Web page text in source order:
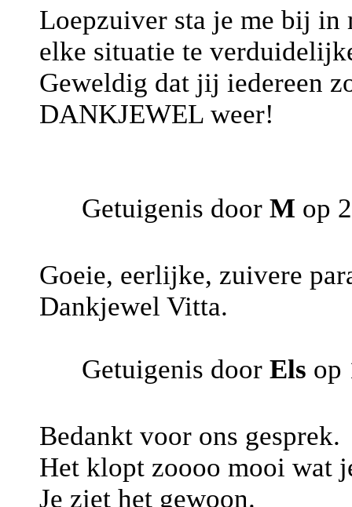
Loepzuiver sta je me bij
elke situatie te
Geweldig dat jij iedereen
DANKJEWEL weer!
Getuigenis door M op
Goeie, eerlijke, zuivere
Dankjewel Vitta.
Getuigenis door Els op
Bedankt voor ons gesprek.
Het klopt zoooo mooi wat
Je ziet het gewoon.